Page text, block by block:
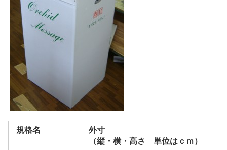
規格名
外寸
（縦・横・高さ 単位はｃｍ）